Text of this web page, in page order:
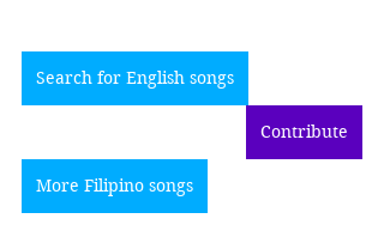
Search for English songs
Contribute
More Filipino songs